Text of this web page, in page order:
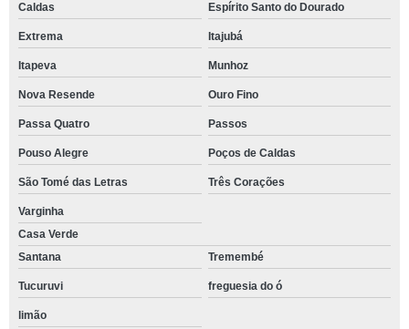
Caldas Espírito Santo do Dourado
Extrema Itajubá
Itapeva Munhoz
Nova Resende Ouro Fino
Passa Quatro Passos
Pouso Alegre Poços de Caldas
São Tomé das Letras Três Corações
Varginha
Casa Verde
Santana
Tremembé
Tucuruvi freguesia do ó
limão